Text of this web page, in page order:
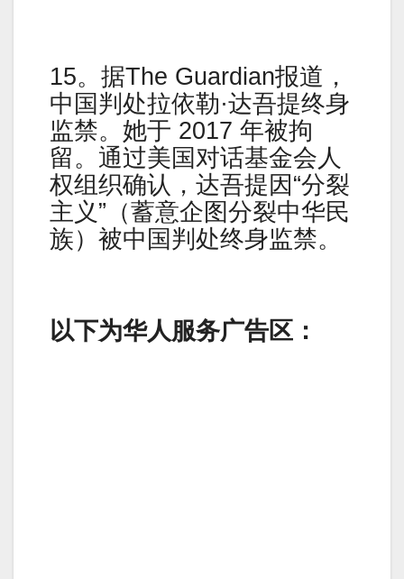
15。据The Guardian报道，
中国判处拉依勒·达吾提终身
监禁。她于 2017 年被拘
留。通过美国对话基金会人
权组织确认，达吾提因“分裂
主义”（蓄意企图分裂中华民
族）被中国判处终身监禁。
以下为华人服务广告区：